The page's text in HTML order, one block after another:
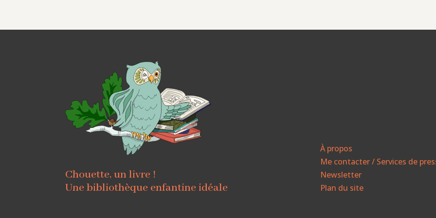
Chouette, un livre !
Une bibliothèque enfantine idéale
À propos
Me contacter / Services de
Newsletter
Plan du site